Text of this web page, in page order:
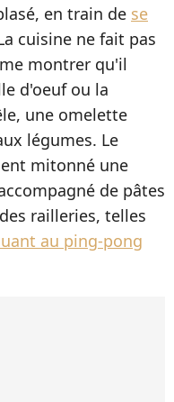
en train de se
cuisine ne fait pas
montrer qu'il
d'oeuf ou la
une omelette
légumes. Le
mitonné une
de pâtes
railleries, telles
au ping-pong